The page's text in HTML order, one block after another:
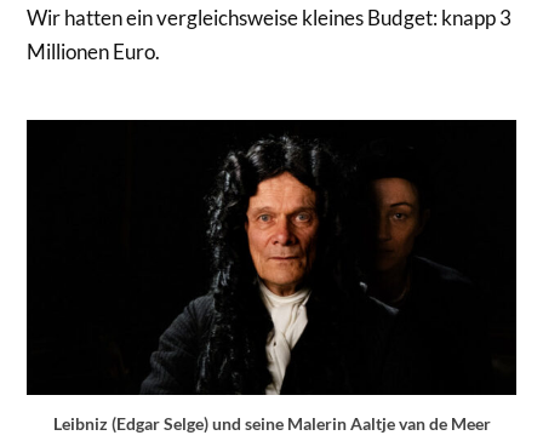
Wir hatten ein vergleichsweise kleines Budget: knapp 3
Millionen Euro.
Leibniz (Edgar Selge) und seine Malerin Aaltje van de Meer